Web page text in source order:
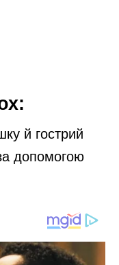
й гострий
допомогою